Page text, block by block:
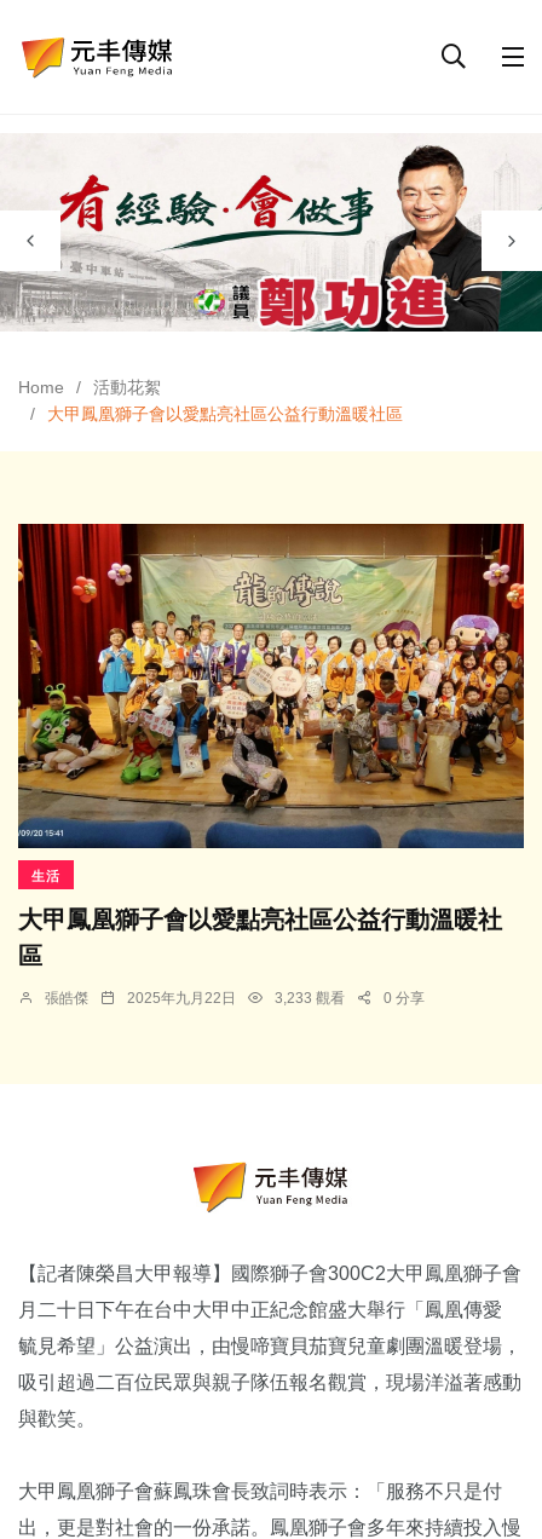
Home
活動花絮
大甲鳳凰獅子會以愛點亮社區公益行動溫暖社區
生活
大甲鳳凰獅子會以愛點亮社區公益行動溫暖社
區
張皓傑 2025年九月22日 3,233 觀看 0 分享
【記者陳榮昌大甲報導】國際獅子會300C2大甲鳳凰獅子會
月二十日下午在台中大甲中正紀念館盛大舉行「鳳凰傳愛
毓見希望」公益演出，由慢啼寶貝茄寶兒童劇團溫暖登場，
吸引超過二百位民眾與親子隊伍報名觀賞，現場洋溢著感動
與歡笑。
大甲鳳凰獅子會蘇鳳珠會長致詞時表示：「服務不只是付
出，更是對社會的一份承諾。鳳凰獅子會多年來持續投入慢